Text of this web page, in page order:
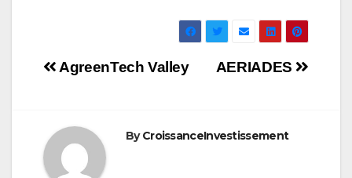
Navigation
l’article
AERIADES
AgreenTech Valley
ByCroissanceInvestissement